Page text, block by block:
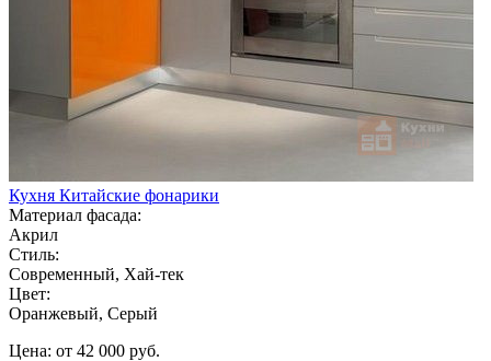
Кухня Китайские фонарики
Материал фасада:
Акрил
Стиль:
Современный, Хай-тек
Цвет:
Оранжевый, Серый
Цена: от 42 000 руб.